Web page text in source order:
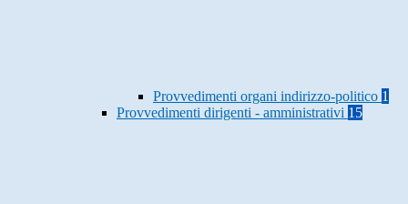
Provvedimenti organi indirizzo-politico 1
Provvedimenti dirigenti - amministrativi 15